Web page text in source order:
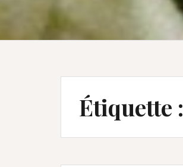
Étiquette :